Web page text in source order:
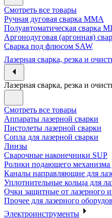
Смотреть все товары
Ручная дуговая сварка MMA
Полуавтоматическая сварка
Аргонодуговая (аргонная)
Сварка под флюсом SAW
Лазерная сварка, резка и
Лазерная сварка, резка и
Смотреть все товары
Аппараты лазерной сварки
Пистолеты лазерной сварки
Сопла для лазерной сварки
Линзы
Сварочные наконечники SUP
Ролики подающего механизма
Каналы направляющие для
Уплотнительные кольца для
Очки защитные от лазерного
Прочее для лазерного
Электроинструменты